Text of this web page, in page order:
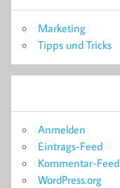
Marketing
Tipps und Tricks
Anmelden
Eintrags-Feed
Kommentar-Feed
WordPress.org